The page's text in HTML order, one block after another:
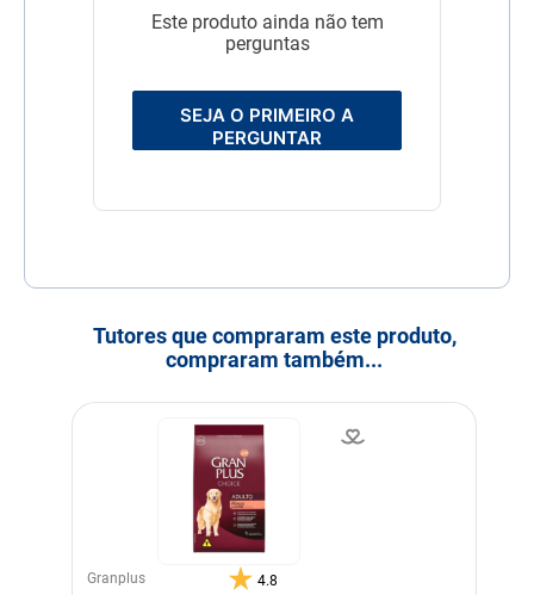
Este produto ainda não tem
perguntas
SEJA O PRIMEIRO A
PERGUNTAR
Tutores que compraram este produto,
compraram também...
Granplus 4.8